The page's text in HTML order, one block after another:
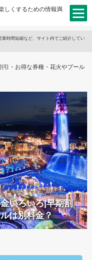
しくするための情報満
時間短縮など、サイト内でご紹介してい
引・お得な券種・花火やプール
いろいろ|早期割
は別料金？